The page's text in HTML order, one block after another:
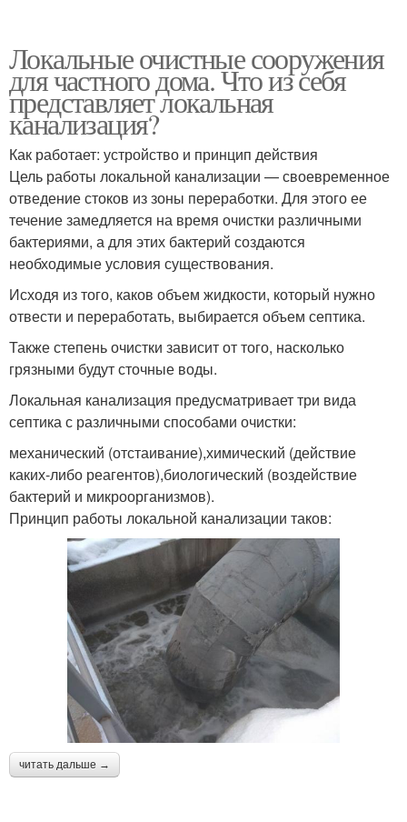
Локальные очистные сооружения
для частного дома. Что из себя
представляет локальная
канализация?
Как работает: устройство и принцип действия
Цель работы локальной канализации — своевременное
отведение стоков из зоны переработки. Для этого ее
течение замедляется на время очистки различными
бактериями, а для этих бактерий создаются
необходимые условия существования.
Исходя из того, каков объем жидкости, который нужно
отвести и переработать, выбирается объем септика.
Также степень очистки зависит от того, насколько
грязными будут сточные воды.
Локальная канализация предусматривает три вида
септика с различными способами очистки:
механический (отстаивание),химический (действие
каких-либо реагентов),биологический (воздействие
бактерий и микроорганизмов).
Принцип работы локальной канализации таков:
читать дальше →